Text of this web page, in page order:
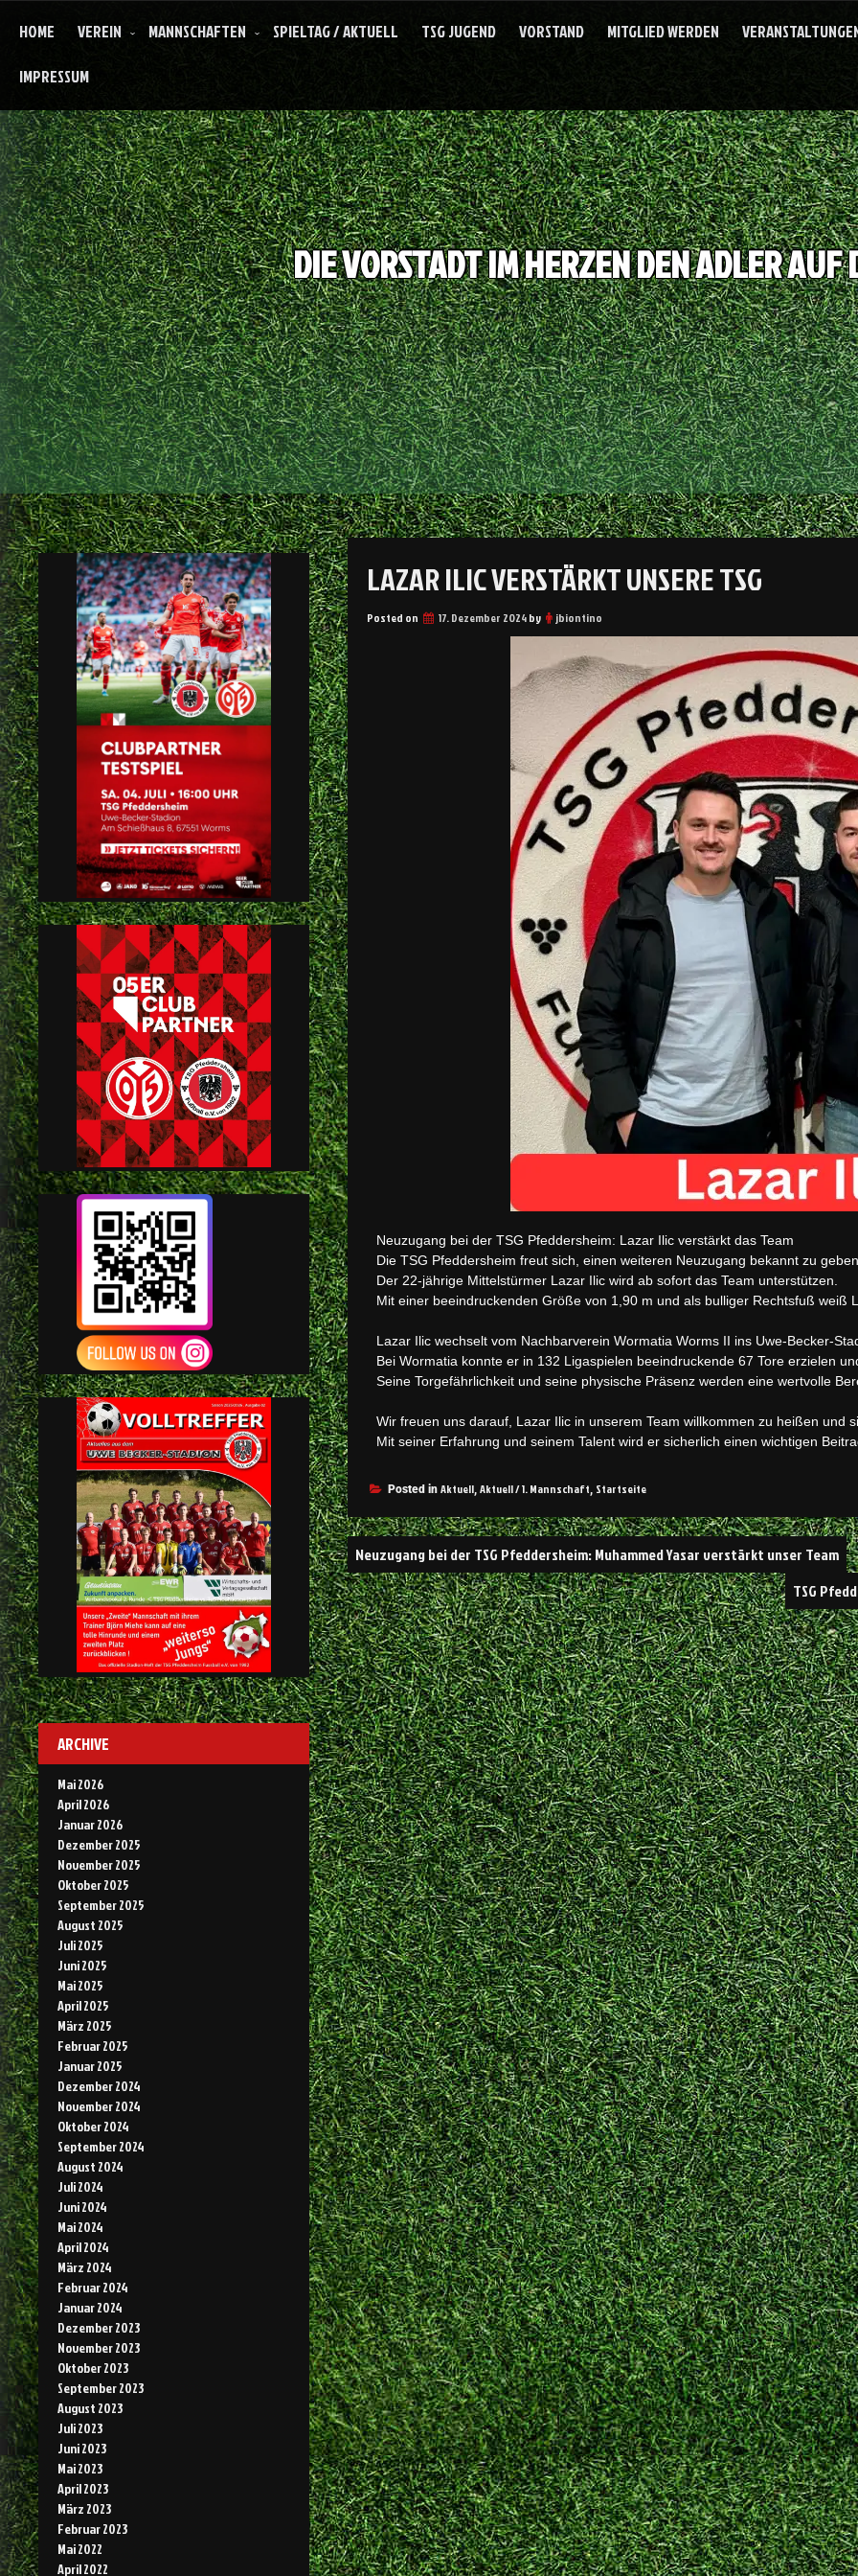
HOME VEREIN MANNSCHAFTEN SPIELTAG / AKTUELL TSG JUGEND VORSTAND MITGLIED WERDEN
IMPRESSUM
DIE VORSTADT IM HERZEN DEN ADLER AUF
LAZAR ILIC VERSTÄRKT UNSERE TSG
Posted on 17. Dezember 2024by jbiontino
Neuzugang bei der TSG Pfeddersheim: Lazar Ilic verstärkt das Team
Die TSG Pfeddersheim freut sich, einen weiteren Neuzugang bekannt zu
Der 22-jährige Mittelstürmer Lazar Ilic wird ab sofort das Team unterstützen.
Mit einer beeindruckenden Größe von 1,90 m und als bulliger Rechtsfuß weiß
Lazar Ilic wechselt vom Nachbarverein Wormatia Worms II ins Uwe-Becker-
Bei Wormatia konnte er in 132 Ligaspielen beeindruckende 67 Tore erzielen
Seine Torgefährlichkeit und seine physische Präsenz werden eine wertvolle
Wir freuen uns darauf, Lazar Ilic in unserem Team willkommen zu heißen und
Mit seiner Erfahrung und seinem Talent wird er sicherlich einen wichtigen
Posted in Aktuell, Aktuell / 1. Mannschaft, Startseite
Neuzugang bei der TSG Pfeddersheim: Muhammed Yasar verstärkt unser Team
TSG
ARCHIVE
Mai 2026
April 2026
Januar 2026
Dezember 2025
November 2025
Oktober 2025
September 2025
August 2025
Juli 2025
Juni 2025
Mai 2025
April 2025
März 2025
Februar 2025
Januar 2025
Dezember 2024
November 2024
Oktober 2024
September 2024
August 2024
Juli 2024
Juni 2024
Mai 2024
April 2024
März 2024
Februar 2024
Januar 2024
Dezember 2023
November 2023
Oktober 2023
September 2023
August 2023
Juli 2023
Juni 2023
Mai 2023
April 2023
März 2023
Februar 2023
Mai 2022
April 2022